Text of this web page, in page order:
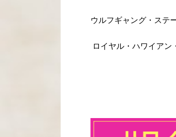
ウルフギャング・ステ
ロイヤル・ハワイアン